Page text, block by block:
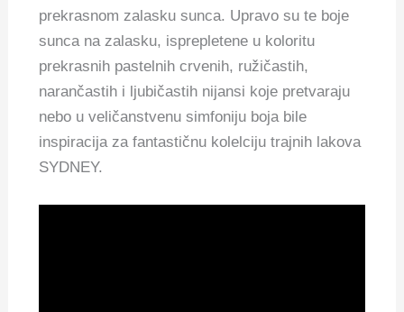
prekrasnom zalasku sunca. Upravo su te boje
sunca na zalasku, isprepletene u koloritu
prekrasnih pastelnih crvenih, ružičastih,
narančastih i ljubičastih nijansi koje pretvaraju
nebo u veličanstvenu simfoniju boja bile
inspiracija za fantastičnu kolelciju trajnih lakova
SYDNEY.